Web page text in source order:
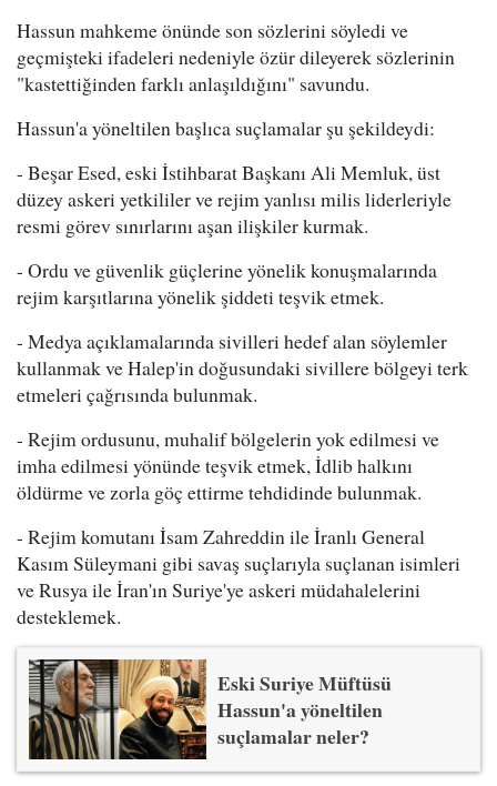
Hassun mahkeme önünde son sözlerini söyledi ve
geçmişteki ifadeleri nedeniyle özür dileyerek sözlerinin
"kastettiğinden farklı anlaşıldığını" savundu.
Hassun'a yöneltilen başlıca suçlamalar şu şekildeydi:
- Beşar Esed, eski İstihbarat Başkanı Ali Memluk, üst
düzey askeri yetkililer ve rejim yanlısı milis liderleriyle
resmi görev sınırlarını aşan ilişkiler kurmak.
- Ordu ve güvenlik güçlerine yönelik konuşmalarında
rejim karşıtlarına yönelik şiddeti teşvik etmek.
- Medya açıklamalarında sivilleri hedef alan söylemler
kullanmak ve Halep'in doğusundaki sivillere bölgeyi terk
etmeleri çağrısında bulunmak.
- Rejim ordusunu, muhalif bölgelerin yok edilmesi ve
imha edilmesi yönünde teşvik etmek, İdlib halkını
öldürme ve zorla göç ettirme tehdidinde bulunmak.
- Rejim komutanı İsam Zahreddin ile İranlı General
Kasım Süleymani gibi savaş suçlarıyla suçlanan isimleri
ve Rusya ile İran'ın Suriye'ye askeri müdahalelerini
desteklemek.
Eski Suriye Müftüsü
Hassun'a yöneltilen
suçlamalar neler?